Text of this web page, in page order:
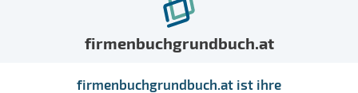
firmenbuchgrundbuch.at
firmenbuchgrundbuch.at ist ihre